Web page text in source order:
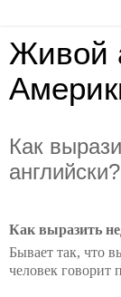
Живой
Как
английски?
Как выразить
Бывает так, что
человек говорит